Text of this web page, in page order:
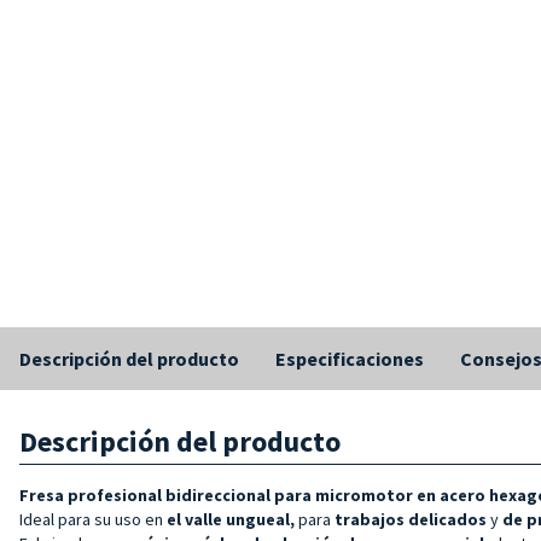
Descripción del producto Especificaciones Consejos
Descripción del producto
Fresa profesional bidireccional para micromotor en acero
Ideal para su uso en el valle ungueal,para trabajos delicados y de